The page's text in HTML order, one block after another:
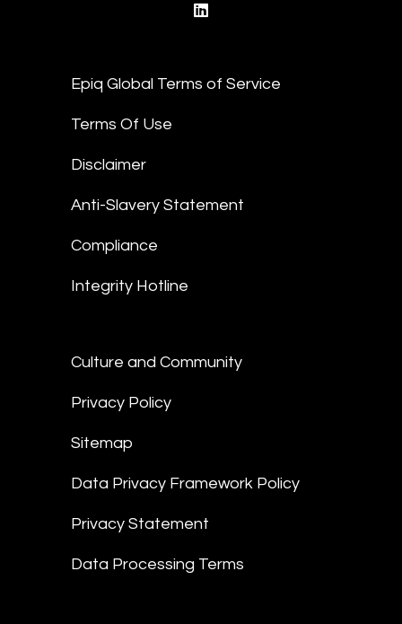
Epiq Global Terms of Service
Terms Of Use
Disclaimer
Anti-Slavery Statement
Compliance
Integrity Hotline
Culture and Community
Privacy Policy
Sitemap
Data Privacy Framework Policy
Privacy Statement
Data Processing Terms